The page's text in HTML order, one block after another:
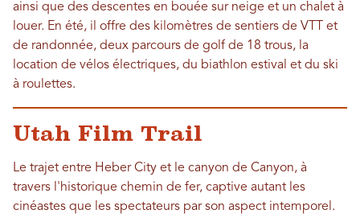
ainsi que des descentes en bouée sur neige et un chalet à
louer. En été, il offre des kilomètres de sentiers de VTT et
de randonnée, deux parcours de golf de 18 trous, la
location de vélos électriques, du biathlon estival et du ski
à roulettes.
Utah Film Trail
Le trajet entre Heber City et le canyon de Canyon, à
travers l'historique chemin de fer, captive autant les
cinéastes que les spectateurs par son aspect intemporel.